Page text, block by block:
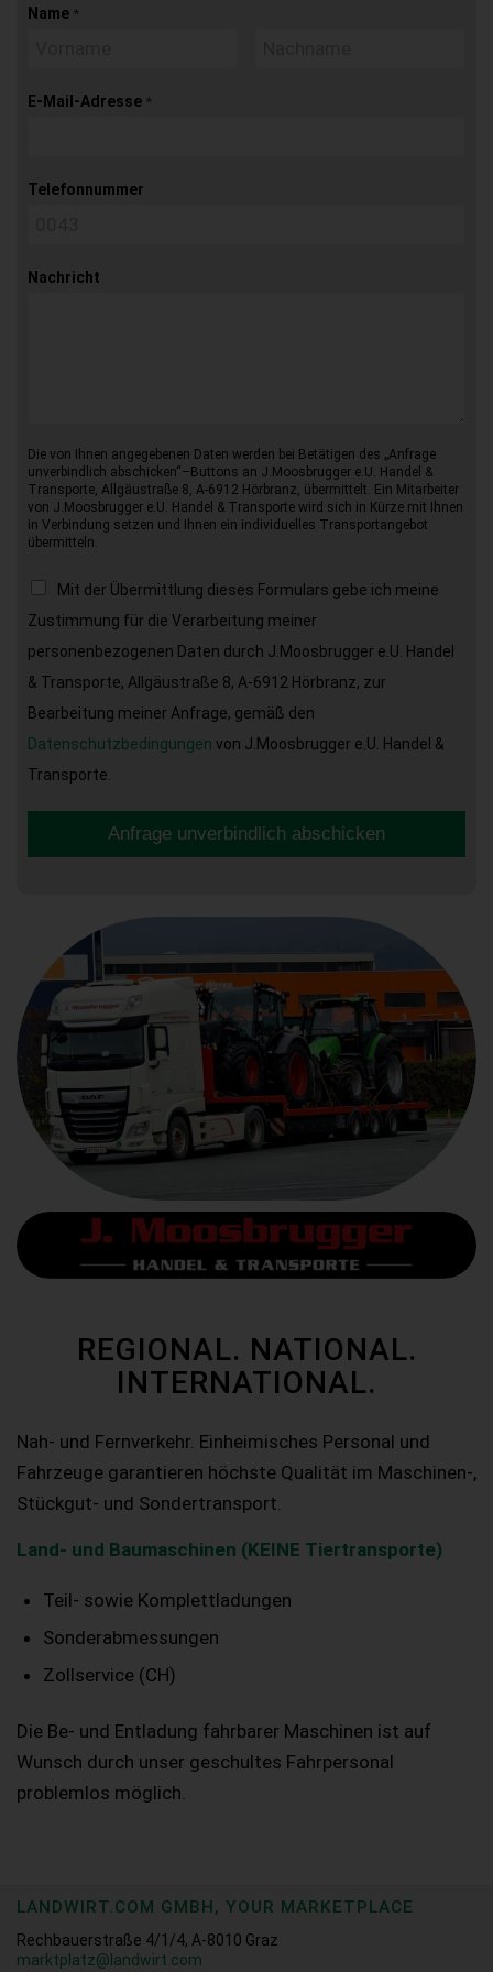
Name *
E-Mail-Adresse *
Telefonnummer
Nachricht
Die von Ihnen angegebenen Daten werden bei Betätigen des „Anfrage
unverbindlich abschicken“–Buttons an J.Moosbrugger e.U. Handel &
Transporte, Allgäustraße 8, A-6912 Hörbranz, übermittelt. Ein Mitarbeiter
von J.Moosbrugger e.U. Handel & Transporte wird sich in Kürze mit Ihnen
in Verbindung setzen und Ihnen ein individuelles Transportangebot
übermitteln.
Mit der Übermittlung dieses Formulars gebe ich meine
Zustimmung für die Verarbeitung meiner
personenbezogenen Daten durch J.Moosbrugger e.U. Handel
& Transporte, Allgäustraße 8, A-6912 Hörbranz, zur
Bearbeitung meiner Anfrage, gemäß den
Datenschutzbedingungen von J.Moosbrugger e.U. Handel &
Transporte.
Anfrage unverbindlich abschicken
REGIONAL. NATIONAL.
INTERNATIONAL.
Nah- und Fernverkehr. Einheimisches Personal und
Fahrzeuge garantieren höchste Qualität im Maschinen-,
Stückgut- und Sondertransport.
Land- und Baumaschinen (KEINE Tiertransporte)
Teil- sowie Komplettladungen
Sonderabmessungen
Zollservice (CH)
Die Be- und Entladung fahrbarer Maschinen ist auf
Wunsch durch unser geschultes Fahrpersonal
problemlos möglich.
LANDWIRT.COM GMBH, YOUR MARKETPLACE
Rechbauerstraße 4/1/4, A-8010 Graz
marktplatz@landwirt.com